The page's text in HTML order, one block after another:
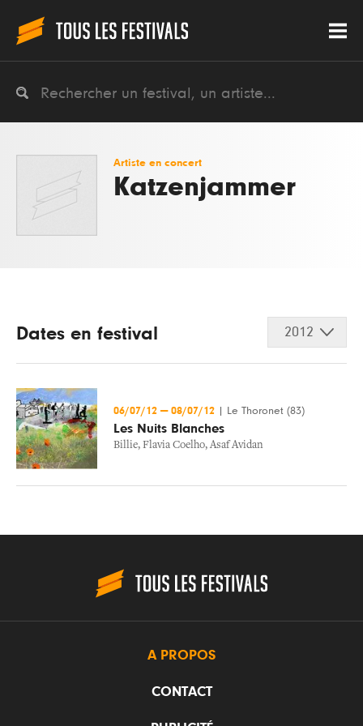
Artiste en concert
Katzenjammer
Dates en festival 2012
06/07/12 — 08/07/12 Le Thoronet (83)
Les Nuits Blanches
Billie, Flavia Coelho, Asaf Avidan
A PROPOS
CONTACT